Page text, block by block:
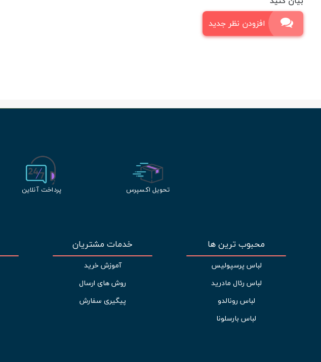
افزودن نظر جدید
تحویل اکسپرس پرداخت آنلاین
محبوب ترین ها
لباس پرسپولیس
لباس رئال مادرید
لباس رونالدو
لباس بارسلونا
خدمات مشتریان
آموزش خرید
روش های ارسال
پیگیری سفارش